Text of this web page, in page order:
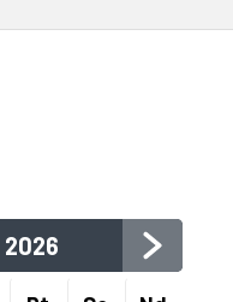
2026